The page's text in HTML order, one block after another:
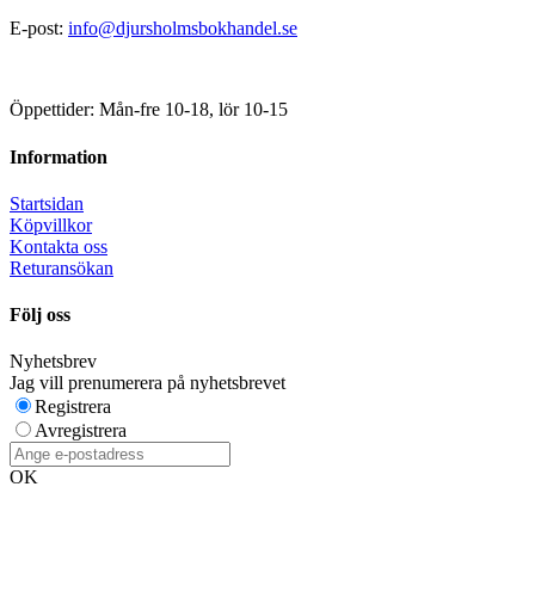
E-post: info@djursholmsbokhandel.se
Öppettider: Mån-fre 10-18, lör 10-15
Information
Startsidan
Köpvillkor
Kontakta oss
Returansökan
Följ oss
Nyhetsbrev
Jag vill prenumerera på nyhetsbrevet
Registrera
Avregistrera
OK